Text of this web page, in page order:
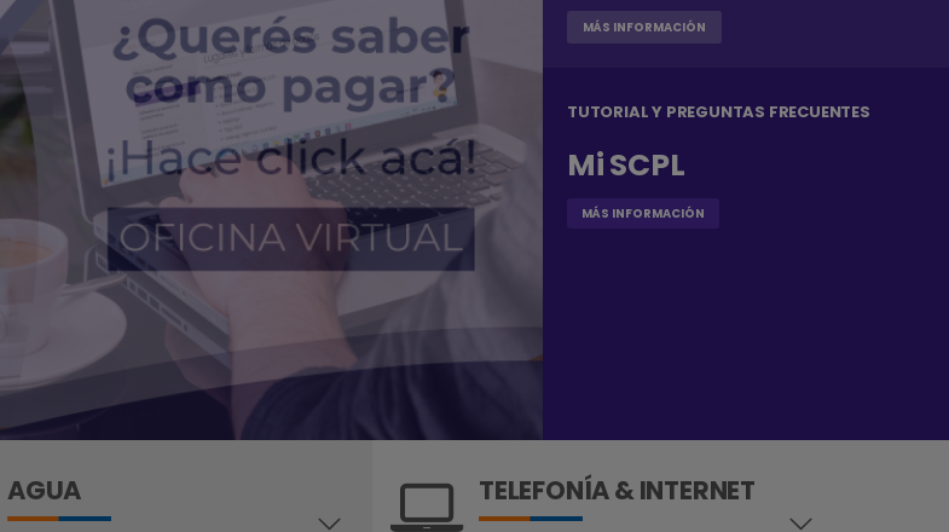
MÁS INFORMACIÓN
TUTORIAL Y PREGUNTAS FRECUENTES
Mi SCPL
MÁS INFORMACIÓN
AGUA TELEFONÍA & INTERNET